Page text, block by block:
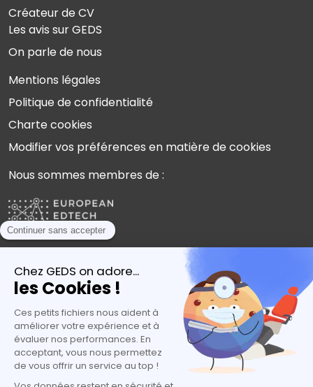
Créateur de CV
Les avis sur GEDS
On parle de nous
Mentions légales
Politique de confidentialité
Charte cookies
Modifier vos préférences en matière de cookies
Nous sommes membres de :
Plébiscités par les experts de l’orientation